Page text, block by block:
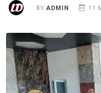
BY ADMIN 11